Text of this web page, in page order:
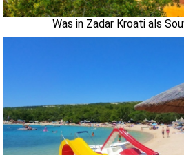
Was in Zadar Kroati als